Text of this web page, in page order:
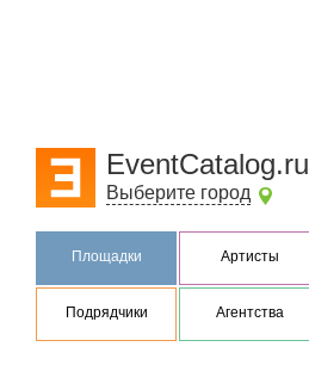
EventCatalog.ru
Выберите город
Площадки Артисты
Подрядчики Агентства